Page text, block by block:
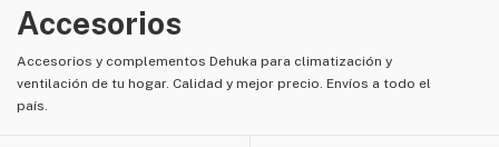
Accesorios
Accesorios y complementos Dehuka para climatización y
ventilación de tu hogar. Calidad y mejor precio. Envíos a todo el
país.